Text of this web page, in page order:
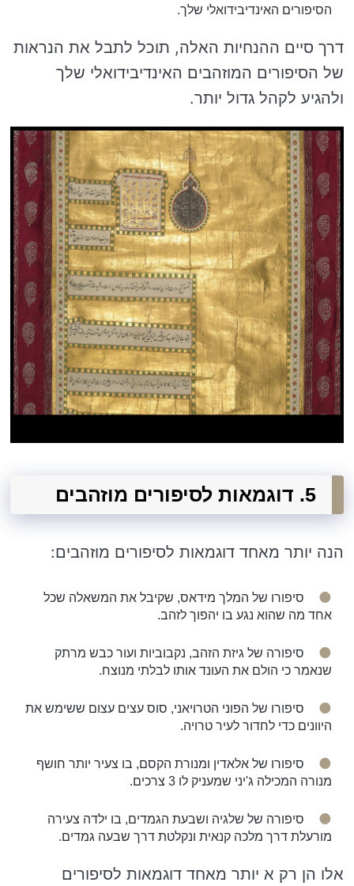
הסיפורים האינדיבידואלי שלך.
דרך סיים ההנחיות האלה, תוכל לתבל את הנראות
של הסיפורים המוזהבים האינדיבידואלי שלך
ולהגיע לקהל גדול יותר.
5. דוגמאות לסיפורים מוזהבים
הנה יותר מאחד דוגמאות לסיפורים מוזהבים:
סיפורו של המלך מידאס, שקיבל את המשאלה שכל
אחד מה שהוא נגע בו יהפוך לזהב.
סיפורה של גיזת הזהב, נקבוביות ועור כבש מרתק
שנאמר כי הולם את העונד אותו לבלתי מנוצח.
סיפורו של הפוני הטרויאני, סוס עצים עצום ששימש את
היוונים כדי לחדור לעיר טרויה.
סיפורו של אלאדין ומנורת הקסם, בו צעיר יותר חושף
מנורה המכילה ג'יני שמעניק לו 3 צרכים.
סיפורה של שלגיה ושבעת הגמדים, בו ילדה צעירה
מורעלת דרך מלכה קנאית ונקלטת דרך שבעה גמדים.
אלו הן רק א יותר מאחד דוגמאות לסיפורים